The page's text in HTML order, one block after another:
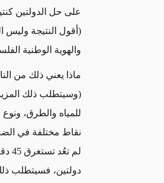
على حل الدولتين
(أقول النتيجة وليس
والهوية الوطنية
ماذا يعني ذلك من
(وسيتطلب ذلك
للمياه والطرق،
لم تعُد تستغرق 45 دقيقة).
دولتين، فسيتطلب